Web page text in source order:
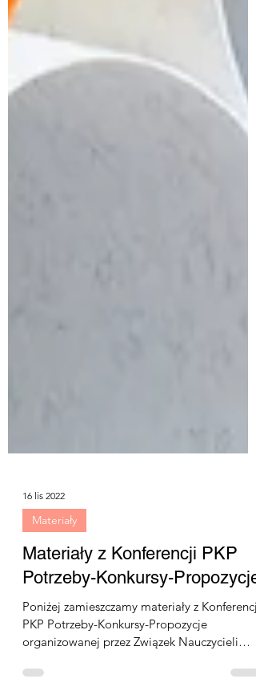
16 lis 2022
Materiały
Materiały z Konferencji PKP
Potrzeby-Konkursy-Propozycje
Poniżej zamieszczamy materiały z Konferencji
organizowanej przez Związek Nauczycieli